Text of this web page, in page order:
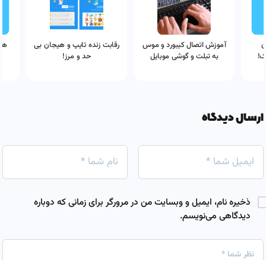
آموزش اتصال کیبورد و موس
به تبلت و گوشی موبایل
رقابت زنده تایپ و هیجان بی
حد و مرز!
ارسال دیدگاه
ذخیره نام، ایمیل و وبسایت من در مرورگر برای زمانی که دوباره
دیدگاهی می‌نویسم.